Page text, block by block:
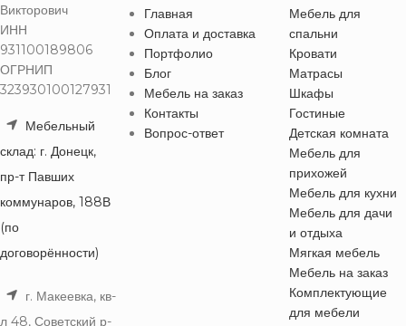
Викторович
ИНН
931100189806
ОГРНИП
323930100127931
Мебельный
склад: г. Донецк,
пр-т Павших
коммунаров, 188В
(по
договорённости)
г. Макеевка, кв-
л 48, Советский р-
Главная
Оплата и доставка
Портфолио
Блог
Мебель на заказ
Контакты
Вопрос-ответ
Мебель для
спальни
Кровати
Матрасы
Шкафы
Гостиные
Детская комната
Мебель для
прихожей
Мебель для кухни
Мебель для дачи
и отдыха
Мягкая мебель
Мебель на заказ
Комплектующие
для мебели